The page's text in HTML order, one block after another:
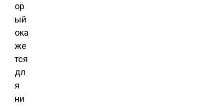
ор
ый
ока
же
тся
дл
я
ни